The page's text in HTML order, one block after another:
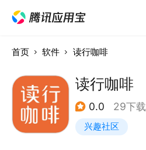
首页 软件 读行咖啡
读行咖啡
0.0 29下载
兴趣社区